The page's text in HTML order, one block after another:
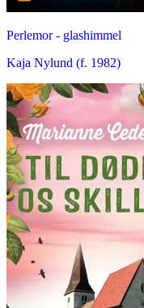
Perlemor - glashimmel
Kaja Nylund (f. 1982)